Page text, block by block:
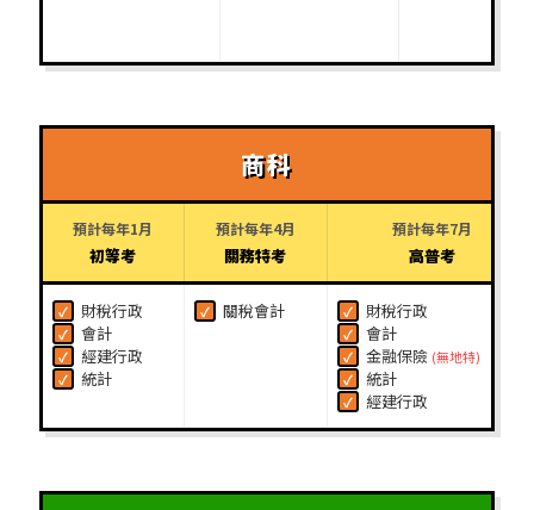
商科
預計每年1月
初等考
預計每年4月
關務特考
預計每年7月
高普考
✓ 財稅行政
✓ 會計
✓ 經建行政
✓ 統計
✓ 關稅會計 ✓ 財稅行政
✓ 會計
✓ 金融保險 (無地特)
✓
統計
✓ 經建行政